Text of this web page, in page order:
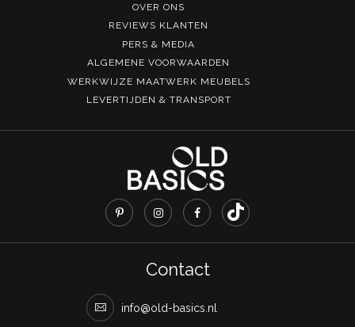
OVER ONS
REVIEWS KLANTEN
PERS & MEDIA
ALGEMENE VOORWAARDEN
WERKWIJZE MAATWERK MEUBELS
LEVERTIJDEN & TRANSPORT
Contact
info@old-basics.nl